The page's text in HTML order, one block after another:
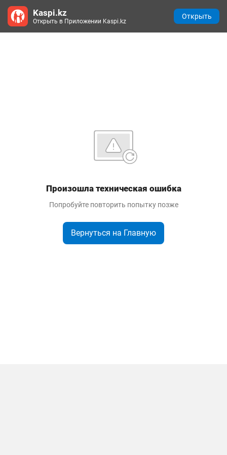
Произошла техническая ошибка
Попробуйте повторить попытку позже
Вернуться на Главную
Kaspi.kz
Открыть в Приложении Kaspi.kz
Открыть